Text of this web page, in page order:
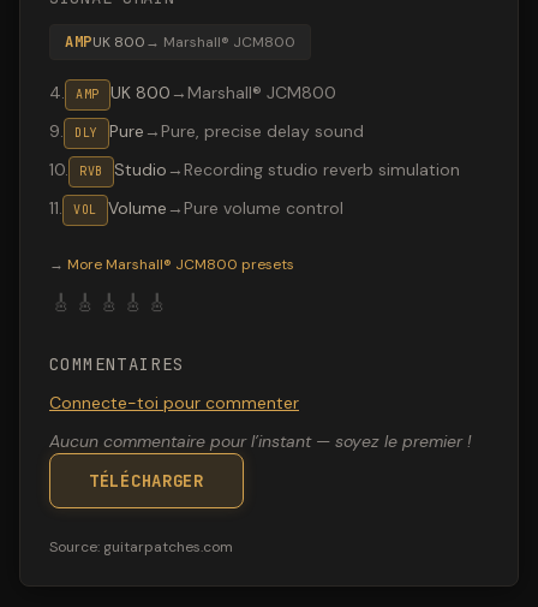
AMPUK 800→ Marshall® JCM800
4. AMP UK 800 → Marshall® JCM800
9. DLY Pure → Pure, precise delay sound
10. RVB Studio → Recording studio reverb simulation
11. VOL Volume → Pure volume control
→ More Marshall® JCM800 presets
🎸 🎸 🎸 🎸 🎸
COMMENTAIRES
Connecte-toi pour commenter
Aucun commentaire pour l’instant — soyez le premier !
TÉLÉCHARGER
Source: guitarpatches.com